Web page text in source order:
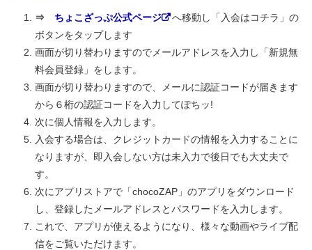
⇒ ちょこざっぷ公式ページ
へ移動し「入会はコチラ」の
ボタンをタップします
画面が切り替わりますのでメールアドレスを入力し「新規無
料会員登録」をします。
画面が切り替わりますので、メールに認証コードが届きます
から６桁の認証コードを入力してぽちッ!
次に個人情報を入力します。
入会する場合は、クレジットカードの情報を入力することに
なりますが、即入会しない方は未入力で後日でも大丈夫で
す。
次にアプリストアで「chocoZAP」のアプリをダウンロード
し、登録したメールアドレスとパスワードを入力します。
これで、アプリが使えるようになり、様々な動画やライブ配
信をご覧いただけます。